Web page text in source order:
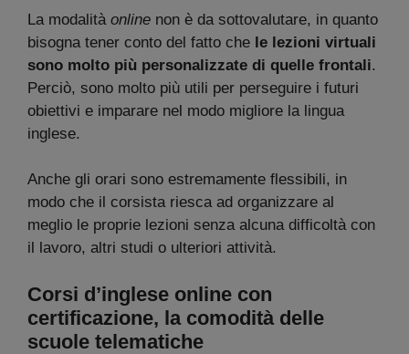
La modalità online non è da sottovalutare, in quanto
bisogna tener conto del fatto che le lezioni virtuali
sono molto più personalizzate di quelle frontali.
Perciò, sono molto più utili per perseguire i futuri
obiettivi e imparare nel modo migliore la lingua
inglese.
Anche gli orari sono estremamente flessibili, in
modo che il corsista riesca ad organizzare al
meglio le proprie lezioni senza alcuna difficoltà con
il lavoro, altri studi o ulteriori attività.
Corsi d’inglese online con
certificazione, la comodità delle
scuole telematiche